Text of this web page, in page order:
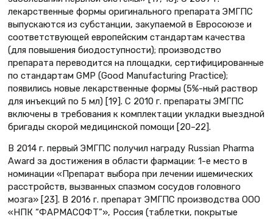
лекарственные формы оригинального препарата ЭМГПС
выпускаются из субстанции, закупаемой в Евросоюзе и
соответствующей европейским стандартам качества
(для повышения биодоступности); производство
препарата переводится на площадки, сертифицированные
по стандартам GMP (Good Manufacturing Practice);
появились новые лекарственные формы (5%-ный раствор
для инъекций по 5 мл) [19]. С 2010 г. препараты ЭМГПС
включены в требования к комплектации укладки выездной
бригады скорой медицинской помощи [20–22].
В 2014 г. первый ЭМГПС получил награду Russian Pharma
Award за достижения в области фармации: 1-е место в
номинации «Препарат выбора при лечении ишемических
расстройств, вызванных спазмом сосудов головного
мозга» [23]. В 2016 г. препарат ЭМГПС производства ООО
«НПК “ФАРМАСОФТ”», Россия (таблетки, покрытые